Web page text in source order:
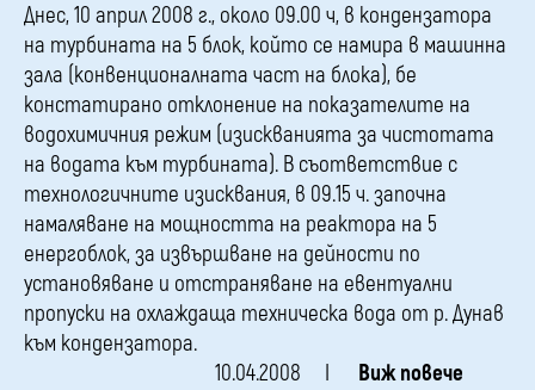
Днес, 10 април 2008 г., около 09.00 ч, в кондензатора
на турбината на 5 блок, който се намира в машинна
зала (конвенционалната част на блока), бе
констатирано отклонение на показателите на
водохимичния режим (изискванията за чистотата
на водата към турбината). В съответствие с
технологичните изисквания, в 09.15 ч. започна
намаляване на мощността на реактора на 5
енергоблок, за извършване на дейности по
установяване и отстраняване на евентуални
пропуски на охлаждаща техническа вода от р. Дунав
към кондензатора.
10.04.2008
Виж повече